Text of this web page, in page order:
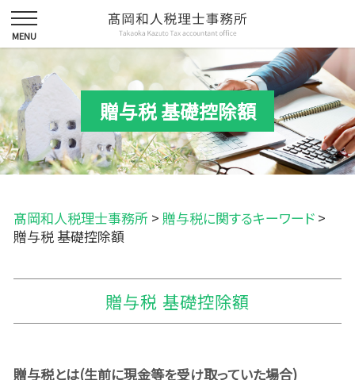
贈与税 基礎控除額
髙岡和人税理士事務所 > 贈与税に関するキーワード >
贈与税 基礎控除額
贈与税 基礎控除額
贈与税とは(生前に現金等を受け取っていた場合)